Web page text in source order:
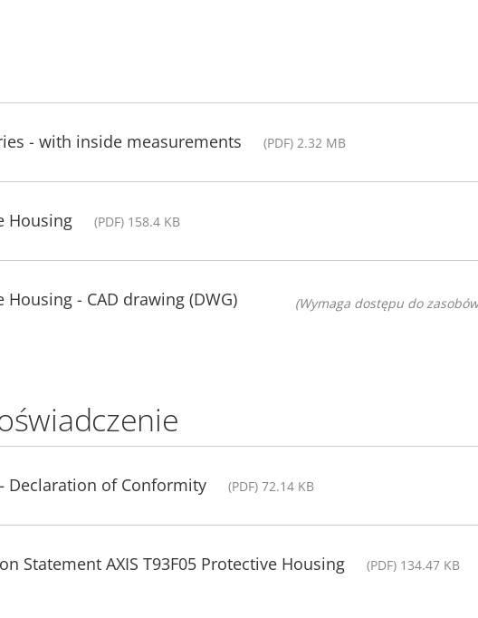
- with inside measurements (PDF) 2.32 MB
Housing (PDF) 158.4 KB
Housing - CAD drawing (DWG) (Wymaga dostępu do
Declaration of Conformity (PDF) 72.14 KB
Statement AXIS T93F05 Protective Housing (PDF) 134.47 KB